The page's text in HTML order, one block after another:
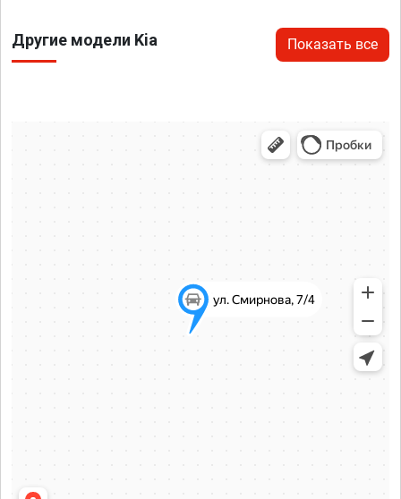
Другие модели Kia Показать все